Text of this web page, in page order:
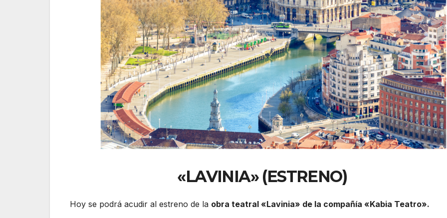
«LAVINIA» (ESTRENO)
Hoy se podrá acudir al estreno de la obra teatral «Lavinia» de la compañía «Kabia Teatro».